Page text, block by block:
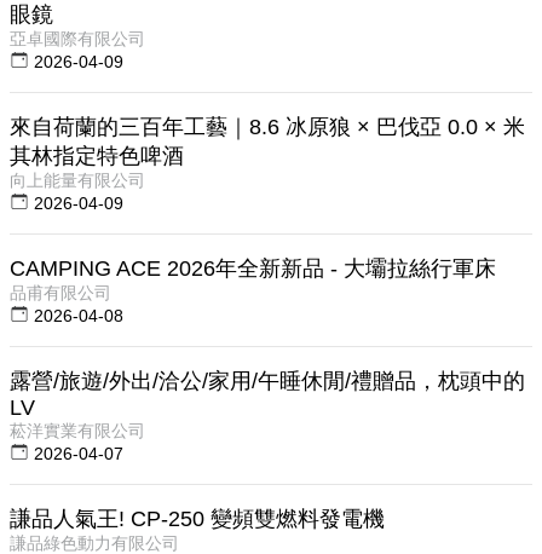
眼鏡
亞卓國際有限公司
2026-04-09
來自荷蘭的三百年工藝｜8.6 冰原狼 × 巴伐亞 0.0 × 米
其林指定特色啤酒
向上能量有限公司
2026-04-09
CAMPING ACE 2026年全新新品 - 大壩拉絲行軍床
品甫有限公司
2026-04-08
露營/旅遊/外出/洽公/家用/午睡休閒/禮贈品，枕頭中的
LV
菘洋實業有限公司
2026-04-07
謙品人氣王! CP-250 變頻雙燃料發電機
謙品綠色動力有限公司